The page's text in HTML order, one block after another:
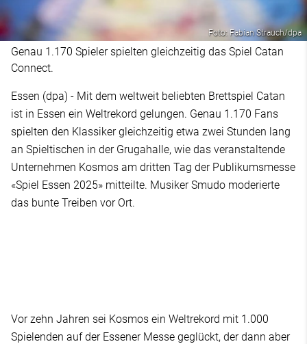
Foto: Fabian Strauch/dpa
Genau 1.170 Spieler spielten gleichzeitig das Spiel Catan
Connect.
Essen (dpa) - Mit dem weltweit beliebten Brettspiel Catan
ist in Essen ein Weltrekord gelungen. Genau 1.170 Fans
spielten den Klassiker gleichzeitig etwa zwei Stunden lang
an Spieltischen in der Grugahalle, wie das veranstaltende
Unternehmen Kosmos am dritten Tag der Publikumsmesse
«Spiel Essen 2025» mitteilte. Musiker Smudo moderierte
das bunte Treiben vor Ort.
Vor zehn Jahren sei Kosmos ein Weltrekord mit 1.000
Spielenden auf der Essener Messe geglückt, der dann aber